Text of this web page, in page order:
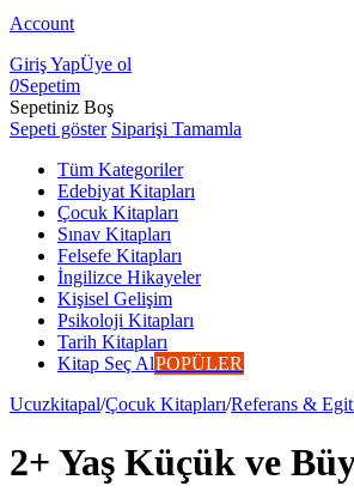
Account
Giriş YapÜye ol
0Sepetim
Sepetiniz Boş
Sepeti göster Siparişi Tamamla
Tüm Kategoriler
Edebiyat Kitapları
Çocuk Kitapları
Sınav Kitapları
Felsefe Kitapları
İngilizce Hikayeler
Kişisel Gelişim
Psikoloji Kitapları
Tarih Kitapları
Kitap Seç AlPOPÜLER
Ucuzkitapal/Çocuk Kitapları/Referans &
2+ Yaş Küçük ve